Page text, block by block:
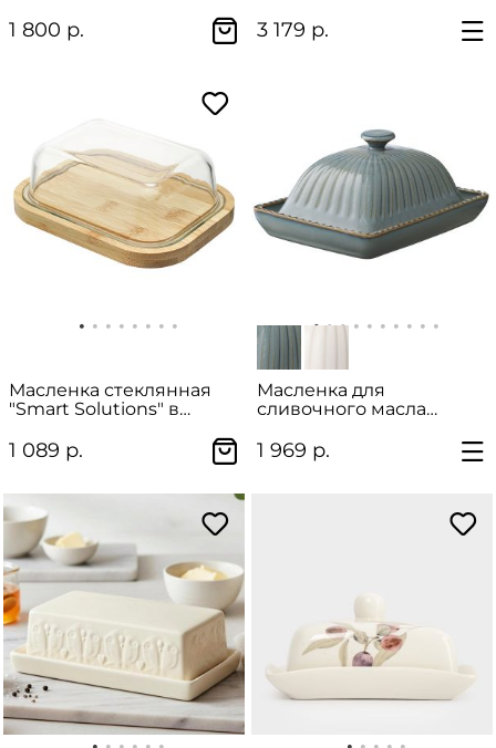
collection" фарфор
1 800 р.
упаковке
3 179 р.
Масленка стеклянная
"Smart Solutions" в
1 089 р.
Масленка для
сливочного масла
подарочной упаковке
1 969 р.